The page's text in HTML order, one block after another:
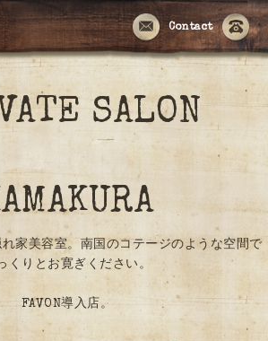
Contact
SALON
家美容室。南国のコテージのような空間で
くりとお寛ぎください。
FAVON導入店。